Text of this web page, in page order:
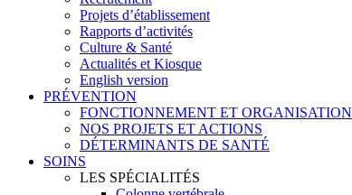
Projets d’établissement
Rapports d’activités
Culture & Santé
Actualités et Kiosque
English version
PRÉVENTION
FONCTIONNEMENT ET ORGANISATION
NOS PROJETS ET ACTIONS
DÉTERMINANTS DE SANTÉ
SOINS
LES SPÉCIALITÉS